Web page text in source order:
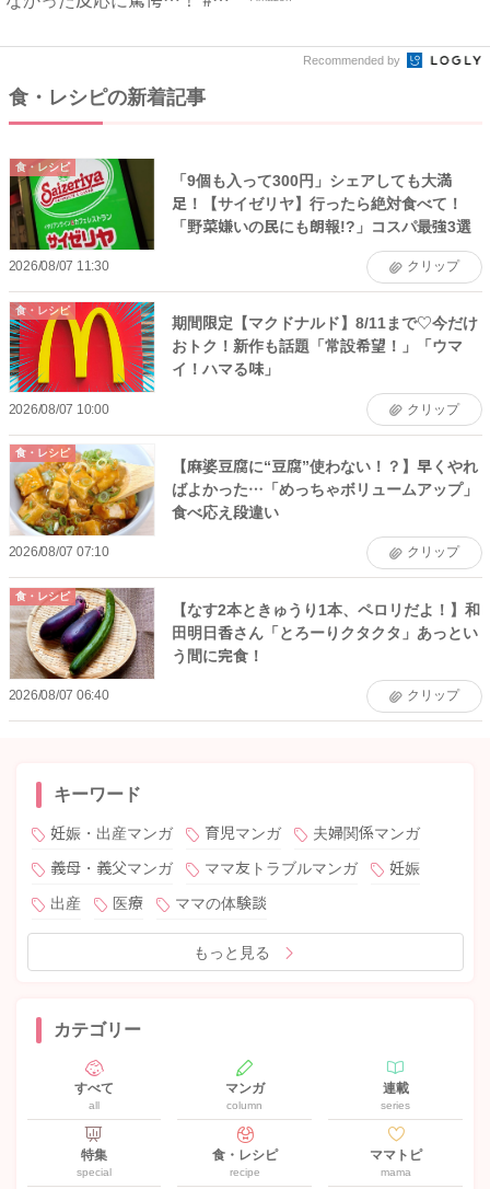
Recommended by
食・レシピの新着記事
食・レシピ
「9個も入って300円」シェアしても大満
足！【サイゼリヤ】行ったら絶対食べて！
「野菜嫌いの民にも朗報!?」コスパ最強3選
2026/08/07 11:30 クリップ
食・レシピ
期間限定【マクドナルド】8/11まで♡今だけ
おトク！新作も話題「常設希望！」「ウマ
イ！ハマる味」
2026/08/07 10:00 クリップ
食・レシピ
【麻婆豆腐に“豆腐”使わない！？】早くやれ
ばよかった…「めっちゃボリュームアップ」
食べ応え段違い
2026/08/07 07:10 クリップ
食・レシピ
【なす2本ときゅうり1本、ペロリだよ！】和
田明日香さん「とろーりクタクタ」あっとい
う間に完食！
2026/08/07 06:40 クリップ
キーワード
妊娠・出産マンガ 育児マンガ
夫婦関係マンガ
義母・義父マンガ
ママ友トラブルマンガ
妊娠
出産
医療 ママの体験談
もっと見る
カテゴリー
すべて
all
マンガ
column
連載
series
特集
special
食・レシピ
recipe
ママトピ
mama